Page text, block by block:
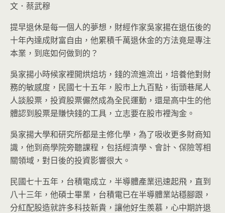
文．蔡武穆
提早退休是每一個人的夢想，財經作家吳家揚在退伍後的
十年內達成財富自由，他累積千萬退休金的方法竟是專注
本業，到底如何做到的？
吳家揚小時候家裡開烘焙坊，錢的流進流出，培養他對財
務的敏感度，民國七十五年，股市上九百點，街頭巷尾人
人談股票，投資股票儼然成為全民運動，還是高中生的他
體認到股票是賺快錢的工具，立志要在股市裡淘金。
吳家揚大學和研究所都是主修化學，為了吸收更多財商知
識，他到商學院旁聽課程，包括經濟學、會計、保險等相
關領域，對日後的投資影響很大。
民國七十五年，台積電成立，半導體產業迅速起飛，直到
八十三年，他碩士畢業，台積電已在半導體業站穩腳跟，
分紅配股造就許多科技新貴，讓他好生羨慕，心中期許退